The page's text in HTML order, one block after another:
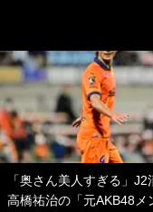
「奥さん美人すぎる」J2
高橋祐治の「元AKB48メ